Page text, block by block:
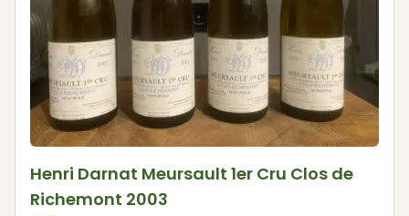
Henri Darnat Meursault 1er Cru Clos de
Richemont 2003